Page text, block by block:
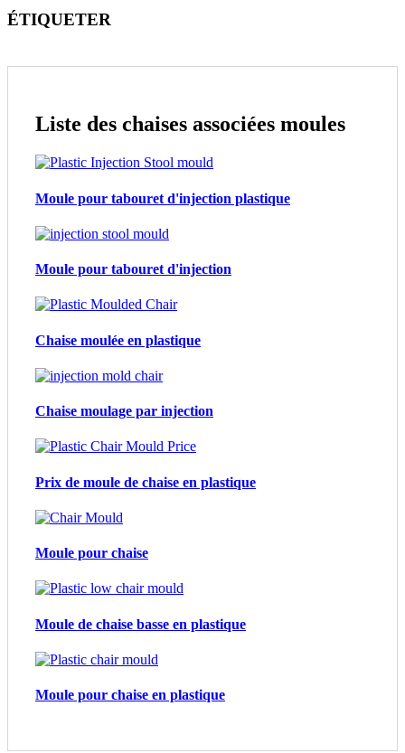
ÉTIQUETER
Liste des chaises associées moules
Moule pour tabouret d'injection plastique
Moule pour tabouret d'injection
Chaise moulée en plastique
Chaise moulage par injection
Prix de moule de chaise en plastique
Moule pour chaise
Moule de chaise basse en plastique
Moule pour chaise en plastique